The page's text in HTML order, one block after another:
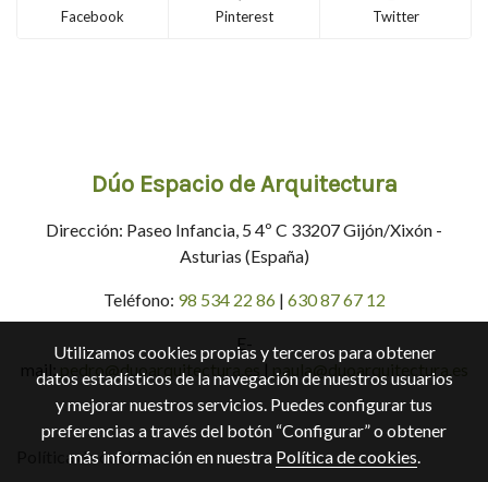
Facebook Pinterest Twitter
Dúo Espacio de Arquitectura
Dirección: Paseo Infancia, 5 4º C 33207 Gijón/Xixón -
Asturias (España)
Teléfono: 98 534 22 86| 630 87 67 12
E-
mail: pedro@duoarquitectura.es paula@duoarquitectura.es
Política de cookies
Utilizamos cookies propias y terceros para obtener
datos estadísticos de la navegación de nuestros usuarios
y mejorar nuestros servicios. Puedes configurar tus
preferencias a través del botón “Configurar” o obtener
más información en nuestra Política de cookies.